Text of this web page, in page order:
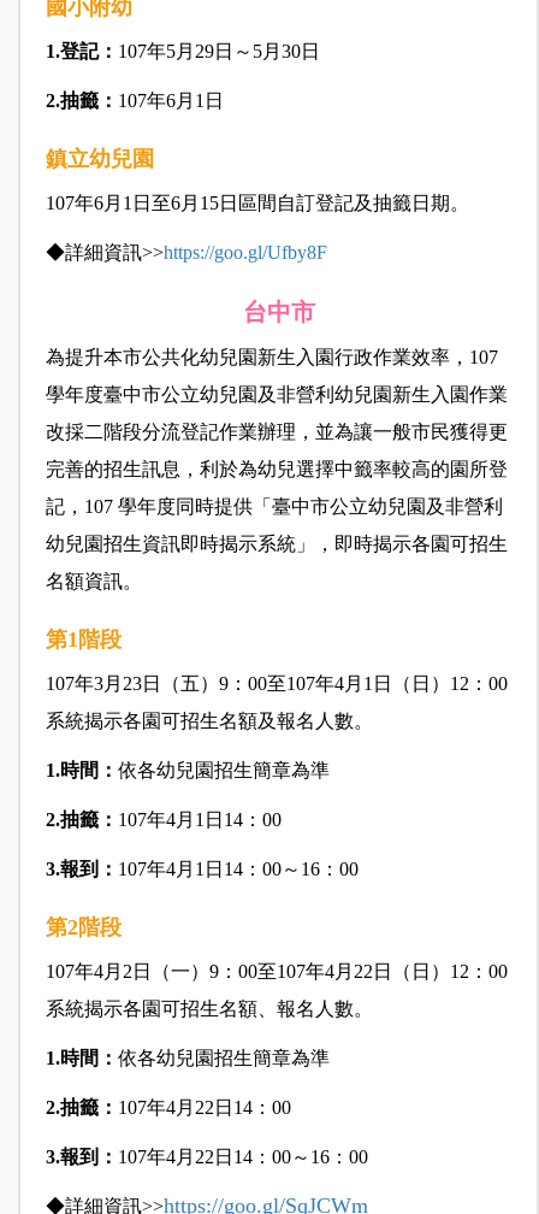
國小附幼
1.登記： 107年5月29日～5月30日
2.抽籤： 107年6月1日
鎮立幼兒園
107年6月1日至6月15日區間自訂登記及抽籤日期。
◆詳細資訊>>https://goo.gl/Ufby8F
台中市
為提升本市公共化幼兒園新生入園行政作業效率，107
學年度臺中市公立幼兒園 及非營利幼兒園新生入園作業
改採二階段分流登記作業辦理，並為讓一般市民獲得更
完善的招生訊息，利於為幼兒選擇中籤率較高的園所登
記，107 學年度同時提供「臺中市公立幼兒園及非營利
幼兒園招生資訊即時揭示系統」，即時揭示各園可招生
名額資訊。
第1階段
107年3月23日（五）9：00至107年4月1日（日）12：00
系統揭示各園可招生名額及報名人數。
1.時間： 依各幼兒園招生簡章為準
2.抽籤： 107年4月1日14：00
3.報到： 107年4月1日14：00～16：00
第2階段
107年4月2日（一）9：00至107年4月22日（日）12：00
系統揭示各園可招生名額、報名人數。
1.時間： 依各幼兒園招生簡章為準
2.抽籤： 107年4月22日14：00
3.報到： 107年4月22日14：00～16：00
◆詳細資訊>>https://goo.gl/SqJCWm